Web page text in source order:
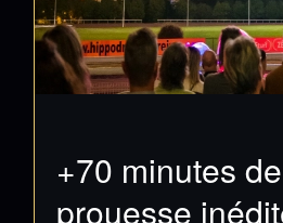
+70 minutes
prouesse